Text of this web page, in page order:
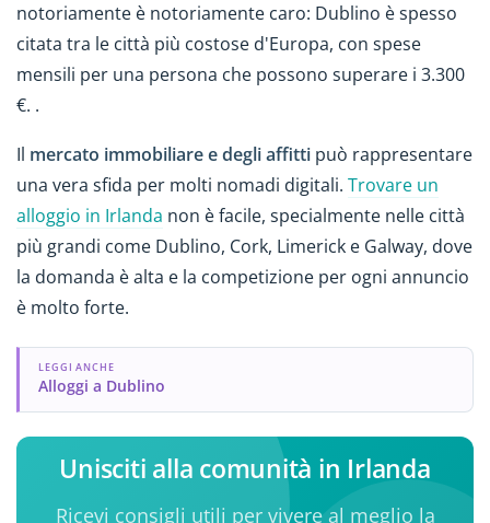
notoriamente è notoriamente caro: Dublino è spesso
citata tra le città più costose d'Europa, con spese
mensili per una persona che possono superare i 3.300
€. .
Il mercato immobiliare e degli affitti può rappresentare
una vera sfida per molti nomadi digitali. Trovare un
alloggio in Irlanda non è facile, specialmente nelle città
più grandi come Dublino, Cork, Limerick e Galway, dove
la domanda è alta e la competizione per ogni annuncio
è molto forte.
LEGGI ANCHE
Alloggi a Dublino
Unisciti alla comunità in Irlanda
Ricevi consigli utili per vivere al meglio la